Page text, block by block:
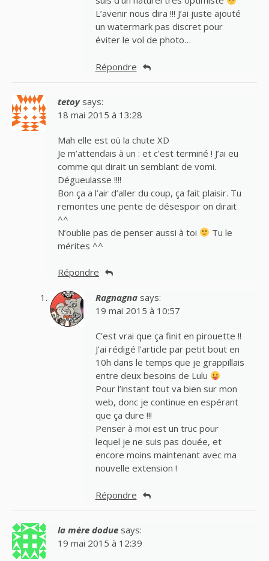
L’avenir nous dira !!! J’ai juste ajouté
un watermark pas discret pour
éviter le vol de photo…
Répondre
tetoy says:
18 mai 2015 à 13:28
Mah elle est où la chute XD
Je m’attendais à un : et c’est terminé ! J’ai eu
comme qui dirait un semblant de vomi.
Dégueulasse !!!!
Bon ça a l’air d’aller du coup, ça fait plaisir. Tu
remontes une pente de désespoir on dirait
^^
N’oublie pas de penser aussi à toi
Tu le
mérites ^^
Répondre
Ragnagna says:
19 mai 2015 à 10:57
C’est vrai que ça finit en pirouette !!
J’ai rédigé l’article par petit bout en
10h dans le temps que je grappillais
entre deux besoins de Lulu
Pour l’instant tout va bien sur mon
web, donc je continue en espérant
que ça dure !!!
Penser à moi est un truc pour
lequel je ne suis pas douée, et
encore moins maintenant avec ma
nouvelle extension !
Répondre
la mère dodue says:
19 mai 2015 à 12:39